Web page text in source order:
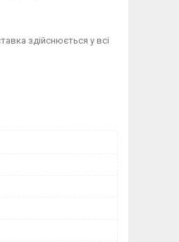
здійснюється у всі